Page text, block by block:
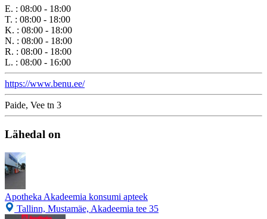
E. : 08:00 - 18:00
T. : 08:00 - 18:00
K. : 08:00 - 18:00
N. : 08:00 - 18:00
R. : 08:00 - 18:00
L. : 08:00 - 16:00
https://www.benu.ee/
Paide, Vee tn 3
Lähedal on
Apotheka Akadeemia konsumi apteek
Tallinn, Mustamäe, Akadeemia tee 35